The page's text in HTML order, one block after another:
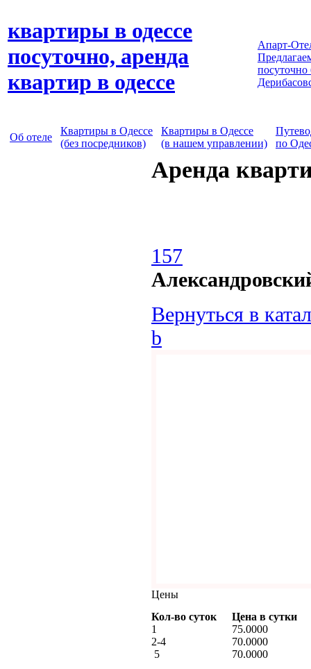
квартиры в одессе
посуточно, аренда
квартир в одессе
Апарт-
посуточно
Об отеле
Квартиры в Одессе
(без посредников)
Квартиры в Одессе
(в нашем управлении)
по
Аренда
157
Вернуться в
b
Цены
Кол-во суток
Цена в сутки
1
2-4
5
75.0000
70.0000
70.0000